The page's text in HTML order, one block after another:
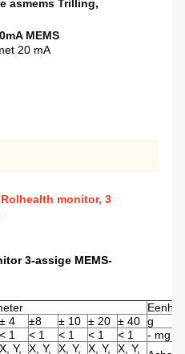
asmems Trilling,
MEMS
20 mA
monitor, 3
3-assige MEMS-
± 4 ±8 ± 10 ± 20 ± 40 g
< 1 < 1 < 1 < 1 < 1
- mg
X, Y,
X, Y,
X, Y,
X, Y,
X, Y,